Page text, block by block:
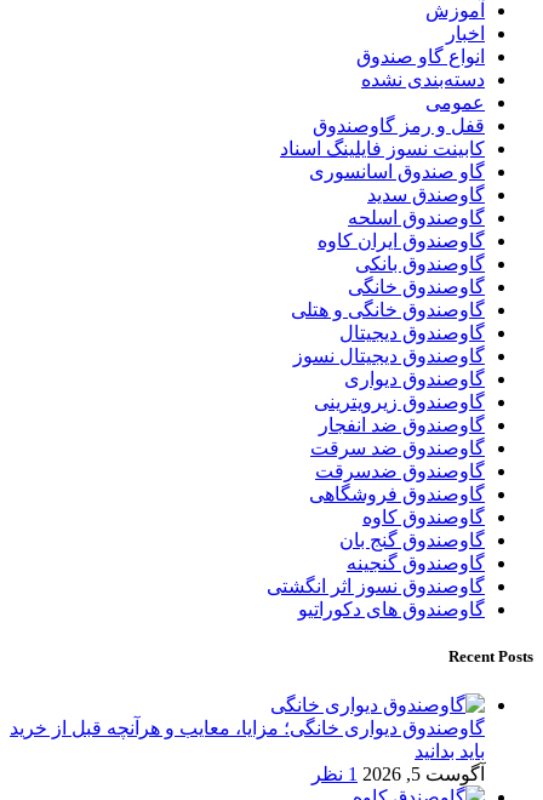
آموزش
اخبار
انواع گاو صندوق
دسته‌بندی نشده
عمومی
قفل و رمز گاوصندوق
کابینت نسوز فایلینگ اسناد
گاو صندوق اسانسوری
گاوصندق سدید
گاوصندوق اسلحه
گاوصندوق ایران کاوه
گاوصندوق بانکی
گاوصندوق خانگی
گاوصندوق خانگی و هتلی
گاوصندوق دیجیتال
گاوصندوق دیجیتال نسوز
گاوصندوق دیواری
گاوصندوق زیرویترینی
گاوصندوق ضد انفجار
گاوصندوق ضد سرقت
گاوصندوق ضدسرقت
گاوصندوق فروشگاهی
گاوصندوق کاوه
گاوصندوق گنج بان
گاوصندوق گنجینه
گاوصندوق نسوز اثر انگشتی
گاوصندوق های دکوراتیو
Recent Posts
گاوصندوق دیواری خانگی؛ مزایا، معایب و هرآنچه قبل از خرید
باید بدانید
آگوست 5, 2026
1 نظر